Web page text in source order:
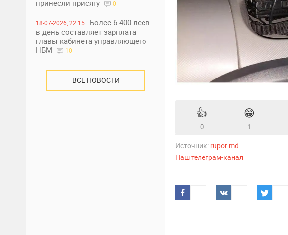
принесли присягу
0
18-07-2026, 22:15
Более 6 400 леев
в день составляет зарплата
главы кабинета управляющего
НБМ
10
ВСЕ НОВОСТИ
👍
0
😁
1
Источник: rupor.md
Наш телеграм-канал